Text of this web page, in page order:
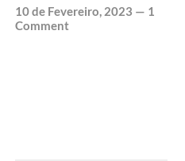
10 de Fevereiro, 2023 — 1
Comment